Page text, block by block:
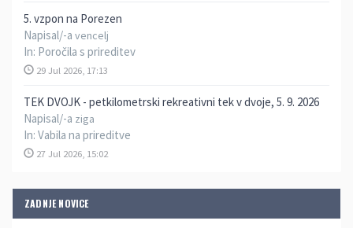
5. vzpon na Porezen
Napisal/-a vencelj
In: Poročila s prireditev
29 Jul 2026, 17:13
TEK DVOJK - petkilometrski rekreativni tek v dvoje, 5. 9. 2026
Napisal/-a ziga
In: Vabila na prireditve
27 Jul 2026, 15:02
ZADNJE NOVICE